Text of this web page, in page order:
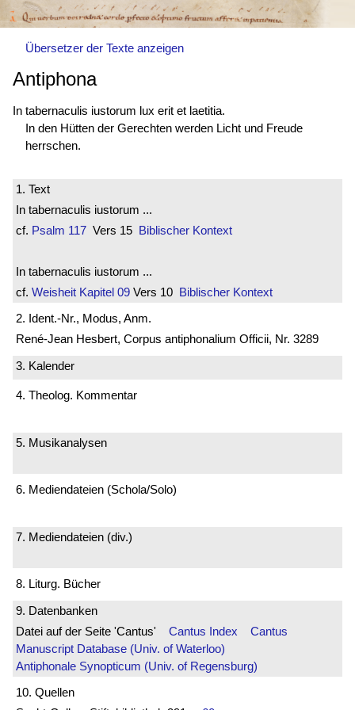
Übersetzer der Texte anzeigen
Antiphona
In tabernaculis iustorum lux erit et laetitia.
In den Hütten der Gerechten werden Licht und Freude
herrschen.
1. Text
In tabernaculis iustorum ...
cf. Psalm 117 Vers 15 Biblischer Kontext
In tabernaculis iustorum ...
cf. Weisheit Kapitel 09 Vers 10 Biblischer Kontext
2. Ident.-Nr., Modus, Anm.
René-Jean Hesbert, Corpus antiphonalium Officii, Nr. 3289
3. Kalender
4. Theolog. Kommentar
5. Musikanalysen
6. Mediendateien (Schola/Solo)
7. Mediendateien (div.)
8. Liturg. Bücher
9. Datenbanken
Datei auf der Seite 'Cantus' Cantus Index
Cantus
Manuscript Database (Univ. of Waterloo)
Antiphonale Synopticum (Univ. of Regensburg)
10. Quellen